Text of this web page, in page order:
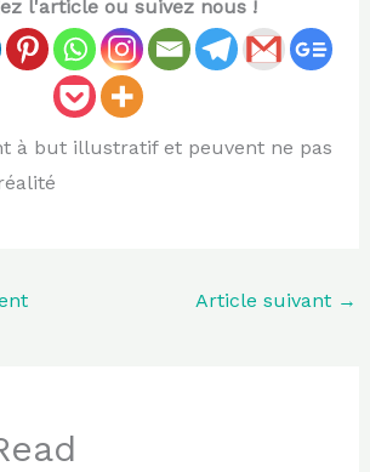
l'article ou suivez nous !
à but illustratif et peuvent ne pas
Article suivant →